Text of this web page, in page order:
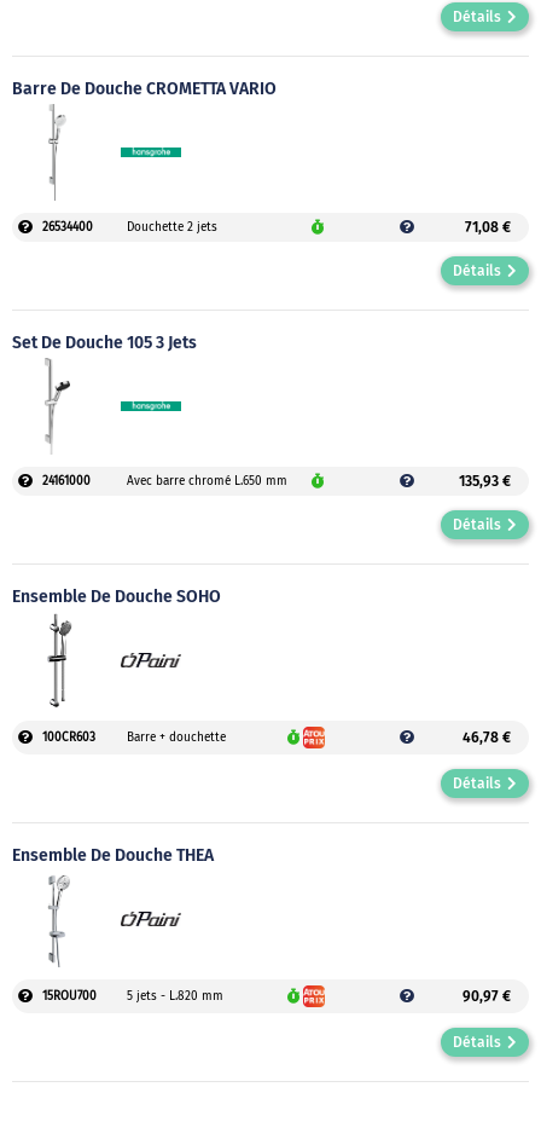
Détails
Barre De Douche CROMETTA VARIO
26534400 Douchette 2 jets 71,08 €
Détails
Set De Douche 105 3 Jets
24161000 Avec barre chromé L.650 mm 135,93 €
Détails
Ensemble De Douche SOHO
100CR603 Barre + douchette 46,78 €
Détails
Ensemble De Douche THEA
15ROU700 5 jets - L.820 mm 90,97 €
Détails